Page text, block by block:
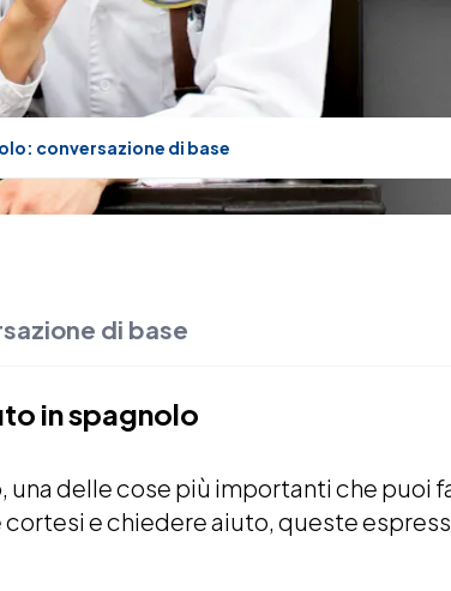
conversazione di base
di base
in spagnolo
una delle cose più importanti che puoi
e chiedere aiuto, queste